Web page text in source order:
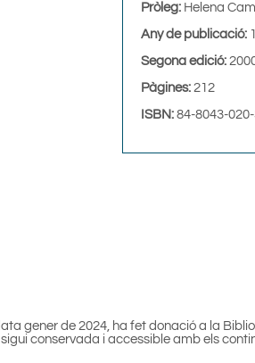
Pròleg:Helena
Any de publicació:
Segona edició:
Pàgines: 212
ISBN: 84-8043-
gener de 2024, ha fet donació a la
conservada i accessible amb els